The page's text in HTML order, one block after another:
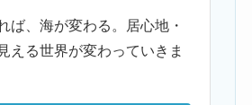
ば、海が変わる。居心地・
える世界が変わっていきま